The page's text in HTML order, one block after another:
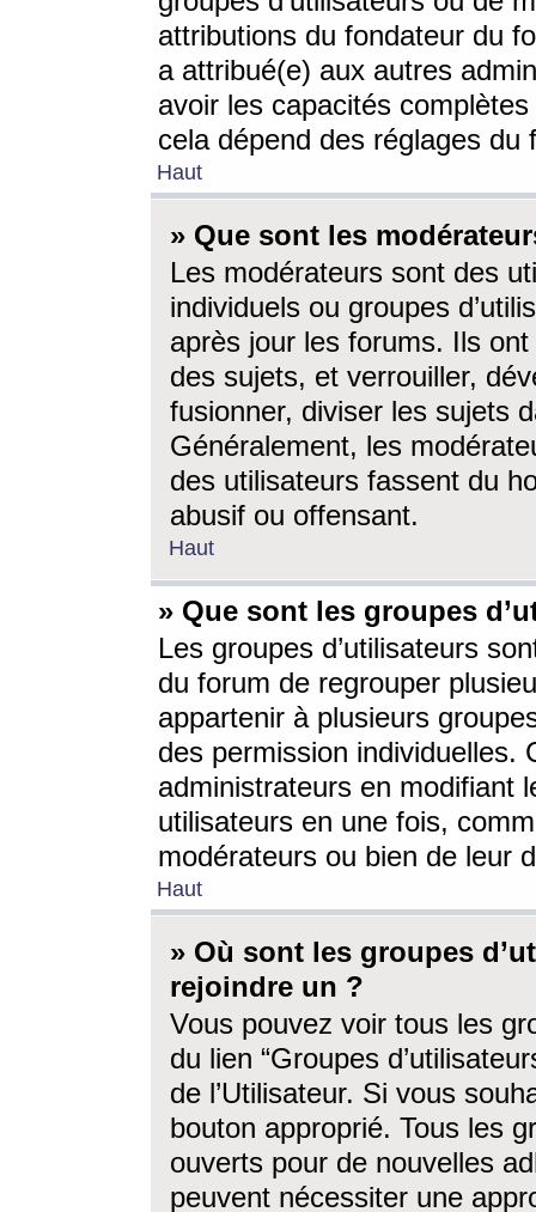
attributions du fondateur du
a attribué(e) aux autres
avoir les capacités
cela dépend des réglages du
Haut
» Que sont les
Les modérateurs sont des
individuels ou groupes
après jour les forums. Ils ont
des sujets, et verrouiller,
fusionner, diviser les sujets
Généralement, les
des utilisateurs fassent du
abusif ou offensant.
Haut
» Que sont les groupes
Les groupes d’utilisateurs
du forum de regrouper
appartenir à plusieurs
des permission individuelles.
administrateurs en modifiant
utilisateurs en une fois,
modérateurs ou bien de leur
Haut
» Où sont les groupes
rejoindre un ?
Vous pouvez voir tous les
du lien “Groupes
de l’Utilisateur. Si vous
bouton approprié. Tous les
ouverts pour de nouvelles
peuvent nécessiter une